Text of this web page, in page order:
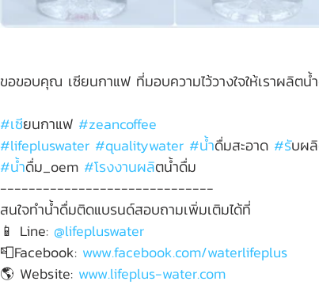
ขอขอบคุณ เซียนกาแฟ ที่มอบความไว้วางใจให้เราผลิตน้
#เซียนกาแฟ #zeancoffee
#lifepluswater #qualitywater #น้ำดื่มสะอาด #รบผ
#น้ำดื่ม_oem #โรงงานผลิตน้ำดื่ม
------------------------------
สนใจทำน้ำดื่มติดแบรนด์สอบถามเพิ่มเติมได้ที่
📱 Line: @lifepluswater
📮Facebook: www.facebook.com/waterlifeplus
🌎 Website: www.lifeplus-water.com